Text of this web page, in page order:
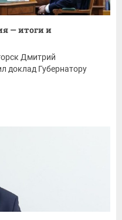
— итоги и
Дмитрий
доклад Губернатору